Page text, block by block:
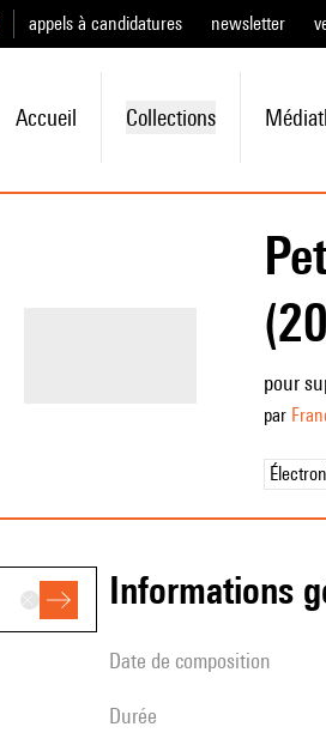
appels à candidatures newsletter
Accueil Collections
pour
par
informations
date de composition
durée